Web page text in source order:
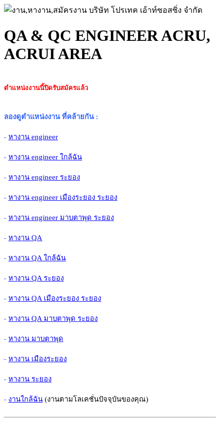
QA & QC ENGINEER ACRU,
ACRUI AREA
ตำแหน่งงานนี้ปิดรับสมัครแล้ว
ลองดูตำแหน่งงาน ที่คล้ายกัน:
- หางาน engineer
- หางาน engineer ใกล้ฉัน
- หางาน engineer ระยอง
- หางาน engineer เมืองระยอง ระยอง
- หางาน engineer มาบตาพุด ระยอง
- หางาน QA
- หางาน QA ใกล้ฉัน
- หางาน QA ระยอง
- หางาน QA เมืองระยอง ระยอง
- หางาน QA มาบตาพุด ระยอง
- หางาน มาบตาพุด
- หางาน เมืองระยอง
- หางาน ระยอง
- งานใกล้ฉัน (งานตามโลเคชั่นปัจจุบันของคุณ)